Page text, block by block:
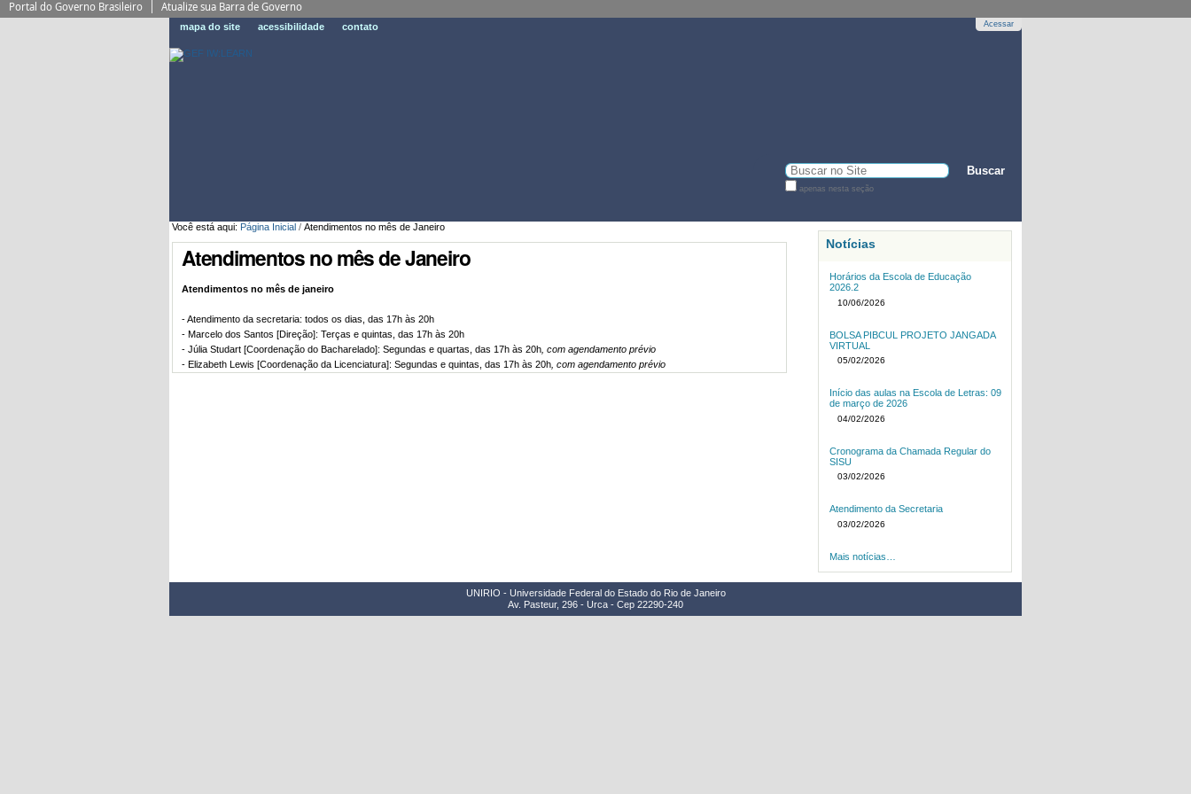
Portal do Governo Brasileiro Atualize sua Barra de Governo
mapa do site acessibilidade contato Acessar
Busca
apenas nesta seção
Você está aqui: Página Inicial / Atendimentos no mês de Janeiro
Atendimentos no mês de Janeiro
Atendimentos no mês de janeiro
- Atendimento da secretaria: todos os dias, das 17h às 20h
- Marcelo dos Santos [Direção]: Terças e quintas, das 17h às 20h
- Júlia Studart [Coordenação do Bacharelado]: Segundas e quartas, das 17h às 20h, com agendamento prévio
- Elizabeth Lewis [Coordenação da Licenciatura]: Segundas e quintas, das 17h às 20h, com agendamento prévio
Notícias
Horários da Escola de Educação
2026.2
10/06/2026
BOLSA PIBCUL PROJETO JANGADA
VIRTUAL
05/02/2026
Início das aulas na Escola de Letras: 09
de março de 2026
04/02/2026
Cronograma da Chamada Regular do
SISU
03/02/2026
Atendimento da Secretaria
03/02/2026
Mais notícias…
UNIRIO - Universidade Federal do Estado do Rio de Janeiro
Av. Pasteur, 296 - Urca - Cep 22290-240